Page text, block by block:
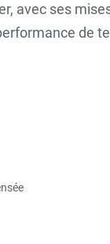
avec ses
de